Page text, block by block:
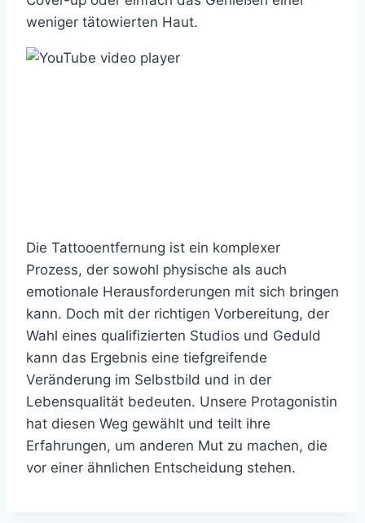
weniger tätowierten Haut.
Die Tattooentfernung ist ein komplexer
Prozess, der sowohl physische als auch
emotionale Herausforderungen mit sich bringen
kann. Doch mit der richtigen Vorbereitung, der
Wahl eines qualifizierten Studios und Geduld
kann das Ergebnis eine tiefgreifende
Veränderung im Selbstbild und in der
Lebensqualität bedeuten. Unsere Protagonistin
hat diesen Weg gewählt und teilt ihre
Erfahrungen, um anderen Mut zu machen, die
vor einer ähnlichen Entscheidung stehen.